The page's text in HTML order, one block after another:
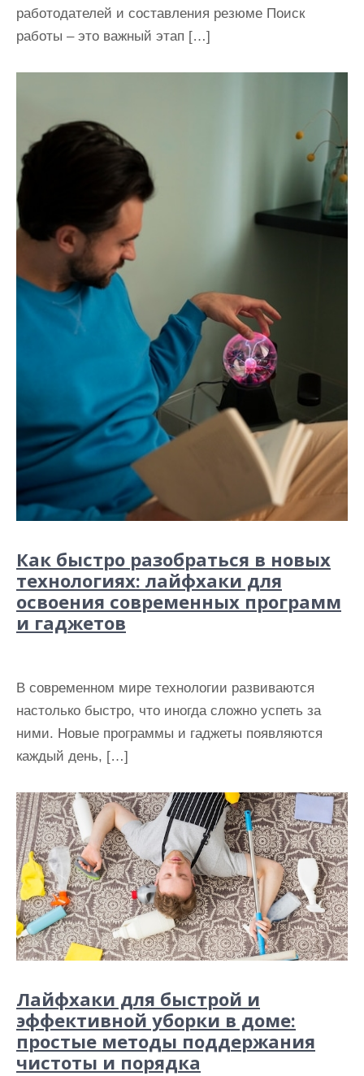
работодателей и составления резюме Поиск
работы – это важный этап […]
Как быстро разобраться в новых
технологиях: лайфхаки для
освоения современных программ
и гаджетов
В современном мире технологии развиваются
настолько быстро, что иногда сложно успеть за
ними. Новые программы и гаджеты появляются
каждый день, […]
Лайфхаки для быстрой и
эффективной уборки в доме:
простые методы поддержания
чистоты и порядка